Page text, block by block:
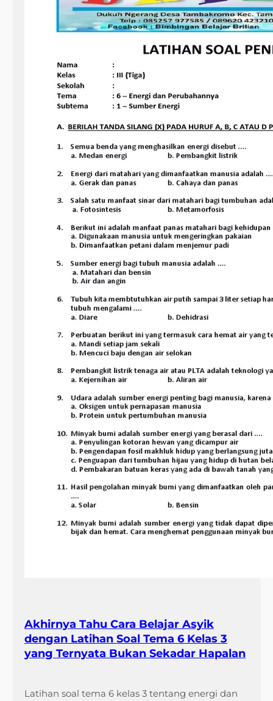
Akhirnya Tahu Cara Belajar Asyik
dengan Latihan Soal Tema 6 Kelas 3
yang Ternyata Bukan Sekadar Hapalan
Latihan soal tema 6 kelas 3 tentang energi dan